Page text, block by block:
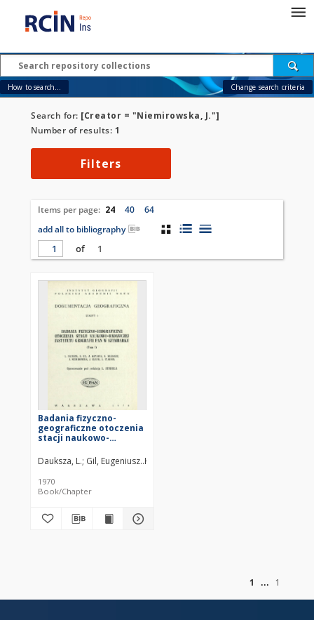
How to search... Change search criteria
Search for: [Creator = "Niemirowska, J."]
Number of results: 1
Filters
Items per page: 24 40
64
add all to bibliography
of
1
Badania fizyczno-
geograficzne otoczenia
stacji naukowo-
Geografii PAN w
Szymbarku. T. 1 /
Dauksza, L. Gil, Eugeniusz Kotarba, Adam (1938– )
1970
Book/Chapter
1
1